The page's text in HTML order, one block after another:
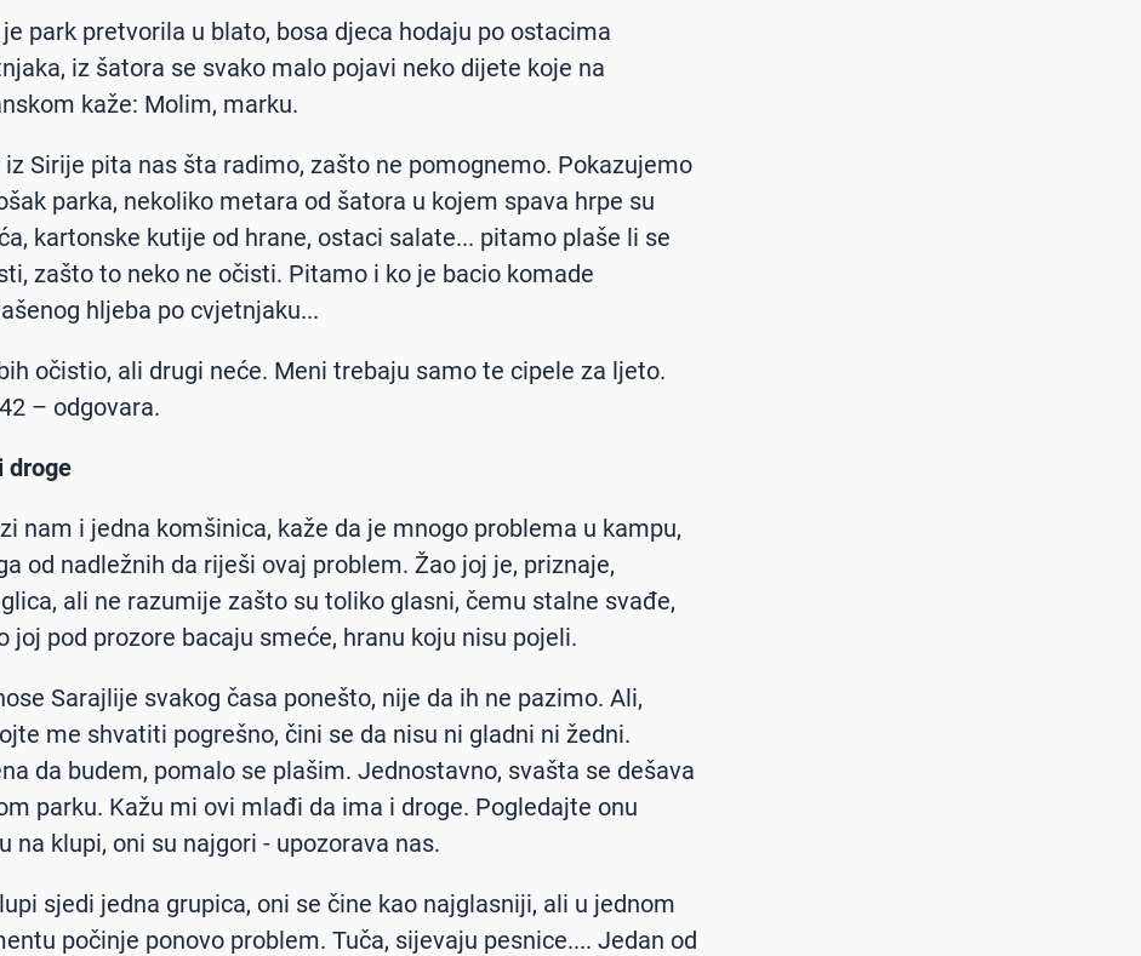
park pretvorila u blato, bosa djeca hodaju po ostacima
iz šatora se svako malo pojavi neko dijete koje na
kaže: Molim, marku.
Sirije pita nas šta radimo, zašto ne pomognemo. Pokazujemo
parka, nekoliko metara od šatora u kojem spava hrpe su
kartonske kutije od hrane, ostaci salate... pitamo plaše li se
zašto to neko ne očisti. Pitamo i ko je bacio komade
hljeba po cvjetnjaku...
očistio, ali drugi neće. Meni trebaju samo te cipele za ljeto.
– odgovara.
droge
nam i jedna komšinica, kaže da je mnogo problema u kampu,
od nadležnih da riješi ovaj problem. Žao joj je, priznaje,
ali ne razumije zašto su toliko glasni, čemu stalne svađe,
joj pod prozore bacaju smeće, hranu koju nisu pojeli.
Sarajlije svakog časa ponešto, nije da ih ne pazimo. Ali,
me shvatiti pogrešno, čini se da nisu ni gladni ni žedni.
da budem, pomalo se plašim. Jednostavno, svašta se dešava
parku. Kažu mi ovi mlađi da ima i droge. Pogledajte onu
na klupi, oni su najgori - upozorava nas.
sjedi jedna grupica, oni se čine kao najglasniji, ali u jednom
počinje ponovo problem. Tuča, sijevaju pesnice.... Jedan od